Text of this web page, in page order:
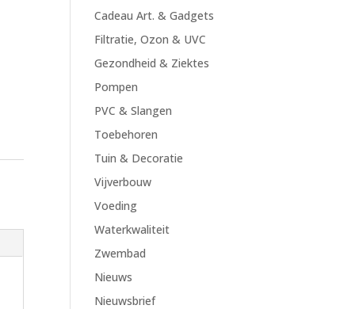
Cadeau Art. & Gadgets
Filtratie, Ozon & UVC
Gezondheid & Ziektes
Pompen
PVC & Slangen
Toebehoren
Tuin & Decoratie
Vijverbouw
Voeding
Waterkwaliteit
Zwembad
Nieuws
Nieuwsbrief